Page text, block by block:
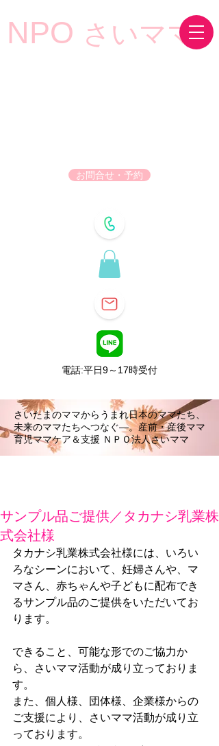
NPO さいママ
お問合せ・予約
電話:平日9～17時受付
さいたまのママからうまれ日本のママたち、
未来のママたちへつなぐ―。産前・産後ママ
育児ママケア＆支援 ＮＰＯ法人さいママ
サンプル品ご提供／タカナシ乳業株
式会社様
タカナシ乳業株式会社様には、いろい
ろなシーンにおいて、妊婦さんや、マ
マさん、赤ちゃんや子どもに配布でき
るサンプル品のご提供をいただいてお
ります。
できること、可能な形でのご協力か
ら、さいママ活動が成り立っておりま
す。
また、個人様、団体様、企業様からの
ご支援により、さいママ活動が成り立
っております。